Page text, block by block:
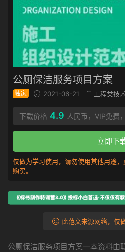
公厕保洁服务项目方案
独家 2021-06-21 工程类技
下载价格 4.9 人民币，VIP免费
立即下
仅做为学习使用，请勿使用其他用途
购买。
此范文来源网络，仅
公厕保洁服务项目方案—本资料由